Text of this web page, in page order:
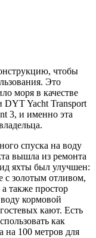
чтобы
Это
моря в качестве
DYT Yacht Transport
3, и именно эта
спуска на воду
вышла из ремонта
яхты был улучшен:
с золотым отливом,
также простор
кормовой
кают. Есть
как
на 100 метров для